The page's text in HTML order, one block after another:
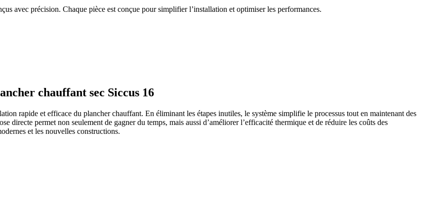
avec précision. Chaque pièce est conçue pour simplifier l’installation et optimiser les performances.
chauffant sec Siccus 16
rapide et efficace du plancher chauffant. En éliminant les étapes inutiles, le système simplifie le processus tout en maintenant des
directe permet non seulement de gagner du temps, mais aussi d’améliorer l’efficacité thermique et de réduire les coûts des
et les nouvelles constructions.